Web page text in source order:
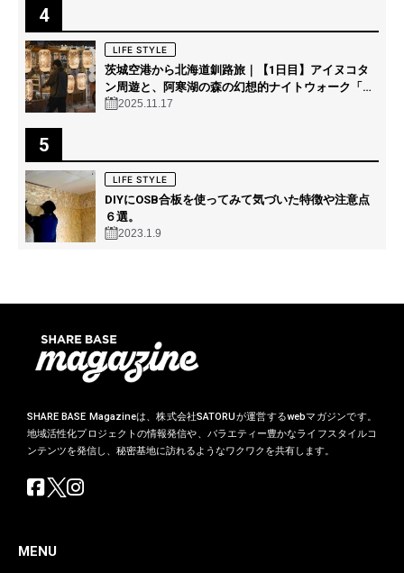
4
LIFE STYLE
茨城空港から北海道釧路旅｜【1日目】アイヌコタ
ン周遊と、阿寒湖の森の幻想的ナイトウォーク「カ
ムイルミナ」を体験！
2025.11.17
5
LIFE STYLE
DIYにOSB合板を使ってみて気づいた特徴や注意点
６選。
2023.1.9
SHARE BASE Magazineは、株式会社SATORUが運営するwebマガジンです。
地域活性化プロジェクトの情報発信や、バラエティー豊かなライフスタイルコ
ンテンツを発信し、秘密基地に訪れるようなワクワクを共有します。
MENU